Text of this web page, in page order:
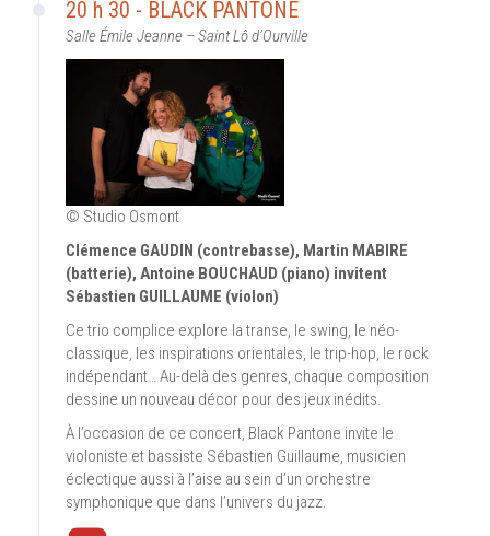
20 h 30 - BLACK PANTONE
Salle Émile Jeanne – Saint Lô d’Ourville
© Studio Osmont
Clémence GAUDIN (contrebasse), Martin MABIRE
(batterie), Antoine BOUCHAUD (piano) invitent
Sébastien GUILLAUME (violon)
Ce trio complice explore la transe, le swing, le néo-
classique, les inspirations orientales, le trip-hop, le rock
indépendant… Au-delà des genres, chaque composition
dessine un nouveau décor pour des jeux inédits.
À l’occasion de ce concert, Black Pantone invite le
violoniste et bassiste Sébastien Guillaume, musicien
éclectique aussi à l’aise au sein d’un orchestre
symphonique que dans l’univers du jazz.